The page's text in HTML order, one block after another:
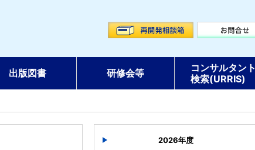
出版図書 研修会等
コンサルタント
検索(URRIS)
2026年度